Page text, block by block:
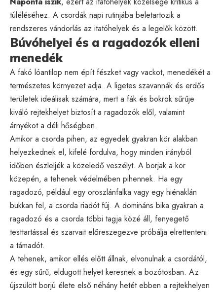
túléléséhez. A csordák napi rutinjába beletartozik a
rendszeres vándorlás az itatóhelyek és a legelők között.
Búvóhelyei és a ragadozók elleni
menedék
A fakó lóantilop nem épít fészket vagy vackot, menedékét a
természetes környezet adja. A ligetes szavannák és erdős
területek ideálisak számára, mert a fák és bokrok sűrűje
kiváló rejtekhelyet biztosít a ragadozók elől, valamint
árnyékot a déli hőségben.
Amikor a csorda pihen, az egyedek gyakran kör alakban
helyezkednek el, kifelé fordulva, hogy minden irányból
időben észleljék a közeledő veszélyt. A borjak a kör
közepén, a tehenek védelmében pihennek. Ha egy
ragadozó, például egy oroszlánfalka vagy egy hiénaklán
bukkan fel, a csorda riadót fúj. A domináns bika gyakran a
ragadozó és a csorda többi tagja közé áll, fenyegető
testtartással és szarvait előreszegezve próbálja elrettenteni
a támadót.
A tehenek, amikor ellés előtt állnak, elvonulnak a csordától,
és egy sűrű, eldugott helyet keresnek a bozótosban. Az
újszülött borjú élete első néhány hetét ebben a rejtekhelyen